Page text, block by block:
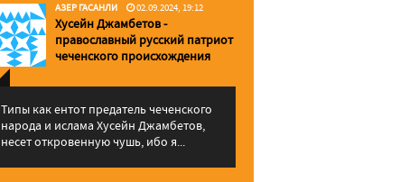
АЗЕР ГАСАНЛИ 02.09.2024, 19:12
Хусейн Джамбетов -
православный русский патриот
чеченского происхождения
Типы как ентот предатель чеченского
народа и ислама Хусейн Джамбетов,
несет откровенную чушь, ибо я...